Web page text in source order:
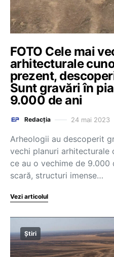
FOTO Cele mai
arhitecturale
prezent,
Sunt gravări în
9.000 de ani
Redacția 24 mai 2023
Arheologii au descoperit
vechi planuri arhitecturale
ce au o vechime de 9.000
scară, structuri imense…
Vezi articolul
Știri